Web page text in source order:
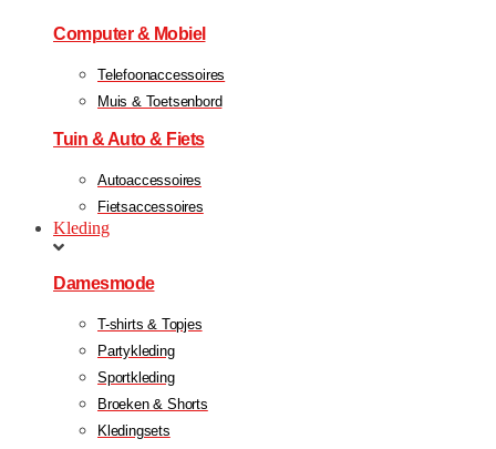
Computer & Mobiel
Telefoonaccessoires
Muis & Toetsenbord
Tuin & Auto & Fiets
Autoaccessoires
Fietsaccessoires
Kleding
Damesmode
T-shirts & Topjes
Partykleding
Sportkleding
Broeken & Shorts
Kledingsets